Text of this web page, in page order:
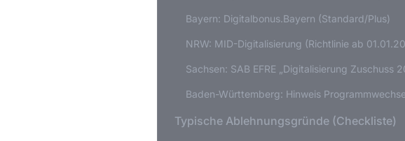
Bayern: Digitalbonus.Bayern (Standard/Plus)
NRW: MID-Digitalisierung (Richtlinie ab
Sachsen: SAB EFRE „Digitalisierung Zuschuss
Baden-Württemberg: Hinweis
Typische Ablehnungsgründe (Checkliste)